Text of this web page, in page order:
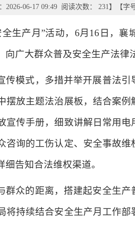
2026-06-17 09:49 阅读次数： 231】【字
生产月”活动，6月16日，
广大群众普及安全生产法律
传模式，多措并举开展普法
摆放主题法治展板，结合案
宣传手册，细致讲解日常用
咨询的工伤认定、安全事故
告知合法维权渠道。
群众的距离，搭建起安全生
将持续结合安全生产月工作